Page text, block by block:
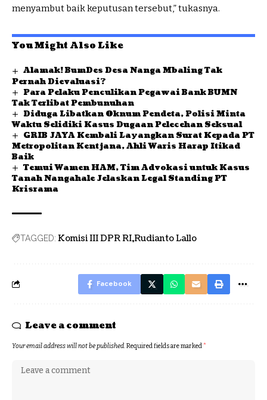
menyambut baik keputusan tersebut,” tukasnya.
You Might Also Like
Alamak! BumDes Desa Nanga Mbaling Tak
Pernah Dievaluasi?
Para Pelaku Penculikan Pegawai Bank BUMN
Tak Terlibat Pembunuhan
Diduga Libatkan Oknum Pendeta, Polisi Minta
Waktu Selidiki Kasus Dugaan Pelecehan Seksual
GRIB JAYA Kembali Layangkan Surat Kepada PT
Metropolitan Kentjana, Ahli Waris Harap Itikad
Baik
Temui Wamen HAM, Tim Advokasi untuk Kasus
Tanah Nangahale Jelaskan Legal Standing PT
Krisrama
TAGGED: Komisi III DPR RI Rudianto Lallo
Facebook
Leave a comment
Your email address will not be published.Required fields are marked*